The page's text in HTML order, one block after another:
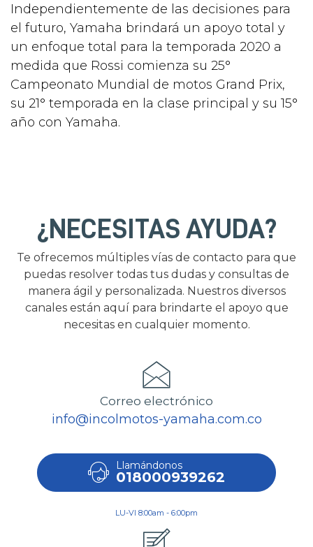
Independientemente de las decisiones para
el futuro, Yamaha brindará un apoyo total y
un enfoque total para la temporada 2020 a
medida que Rossi comienza su 25°
Campeonato Mundial de motos Grand Prix,
su 21° temporada en la clase principal y su 15°
año con Yamaha.
¿NECESITAS AYUDA?
Te ofrecemos múltiples vías de contacto para que
puedas resolver todas tus dudas y consultas de
manera ágil y personalizada. Nuestros diversos
canales están aquí para brindarte el apoyo que
necesitas en cualquier momento.
Correo electrónico
info@incolmotos-yamaha.com.co
Llamándonos
018000939262
LU-VI 8:00am - 6:00pm